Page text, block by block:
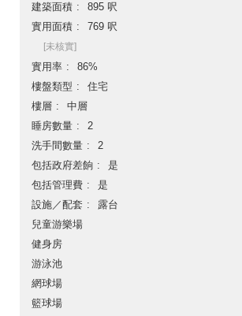
建築面積
895 呎
實用面積
769 呎
[未核實]
實用率
86%
樓盤類型
住宅
樓層
中層
睡房數量
2
洗手間數量
2
包括政府差餉
是
包括管理費
是
設施／配套
露台
兒童游樂場
健身房
游泳池
網球場
籃球場